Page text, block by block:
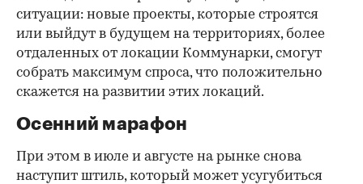
ситуации: новые проекты, которые строятся
или выйдут в будущем на территориях, более
отдаленных от локации Коммунарки, смогут
собрать максимум спроса, что положительно
скажется на развитии этих локаций.
Осенний марафон
При этом в июле и августе на рынке снова
наступит штиль, который может усугубиться